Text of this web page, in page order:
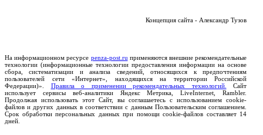
Концепция сайта - Александр Тузов
На информационном ресурсе penza-post.ru применяются внешние рекомендательные
технологии (информационные технологии предоставления информации на основе
сбора, систематизации и анализа сведений, относящихся к предпочтениям
пользователей сети «Интернет», находящихся на территории Российской
Федерации)». Правила о применении рекомендательных технологий.
Сайт
использует сервисы веб-аналитики Яндекс Метрика, LiveInternet, Rambler.
Продолжая использовать этот Сайт, вы соглашаетесь с использованием cookie-
файлов и других данных в соответствии с данным Пользовательским соглашением.
Срок обработки персональных данных при помощи cookie-файлов составляет 14
дней.